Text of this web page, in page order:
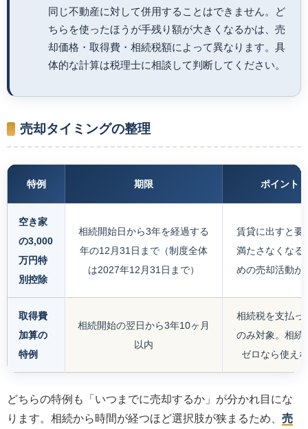
同じ不動産に対して併用することはできません。ど
ちらを使ったほうが手残り額が大きくなるかは、売
却価格・取得費・相続税額によって異なります。具
体的な計算は税理士に相談して判断してください。
売却タイミングの整理
特例 期限 ポイント
空き家
の3,000
万円特
別控除
相続開始日から3年を経過する
年の12月31日まで（制度全体
は2027年12月31日まで）
賃貸に出すと要
満たさなくなる
めの売却活動が
取得費
加算の
特例
相続開始の翌日から3年10ヶ月
以内
相続税を支払っ
のみ対象。相続
ゼロなら使え
どちらの特例も「いつまでに売却するか」が分かれ目にな
ります。相続から時間が経つほど選択肢が狭まるため、 売